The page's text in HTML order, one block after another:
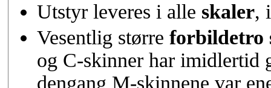
Utstyr leveres i alle skaler,
Vesentlig større forbildetro
og C-skinner har imidlertid
dengang M-skinnene var